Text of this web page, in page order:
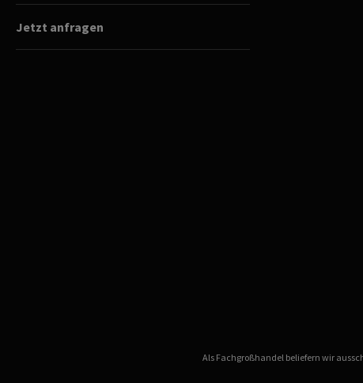
Jetzt anfragen
Als Fachgroßhandel beliefern wir